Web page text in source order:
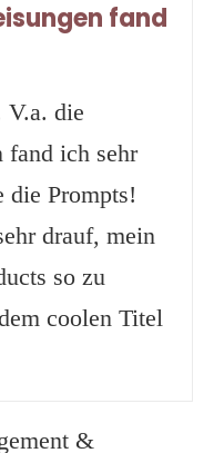
fand
V.a. die
fand ich sehr
die Prompts!
drauf, mein
so zu
coolen Titel
&